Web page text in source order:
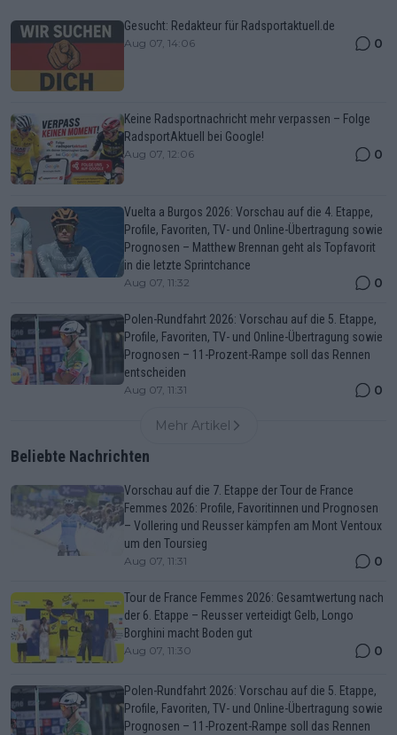
Gesucht: Redakteur für Radsportaktuell.de
Aug 07, 14:06 0
Keine Radsportnachricht mehr verpassen – Folge
RadsportAktuell bei Google!
Aug 07, 12:06 0
Vuelta a Burgos 2026: Vorschau auf die 4. Etappe,
Profile, Favoriten, TV- und Online-Übertragung sowie
Prognosen – Matthew Brennan geht als Topfavorit
in die letzte Sprintchance
Aug 07, 11:32 0
Polen-Rundfahrt 2026: Vorschau auf die 5. Etappe,
Profile, Favoriten, TV- und Online-Übertragung sowie
Prognosen – 11-Prozent-Rampe soll das Rennen
entscheiden
Aug 07, 11:31 0
Mehr Artikel
Beliebte Nachrichten
Vorschau auf die 7. Etappe der Tour de France
Femmes 2026: Profile, Favoritinnen und Prognosen
– Vollering und Reusser kämpfen am Mont Ventoux
um den Toursieg
Aug 07, 11:31 0
Tour de France Femmes 2026: Gesamtwertung nach
der 6. Etappe – Reusser verteidigt Gelb, Longo
Borghini macht Boden gut
Aug 07, 11:30 0
Polen-Rundfahrt 2026: Vorschau auf die 5. Etappe,
Profile, Favoriten, TV- und Online-Übertragung sowie
Prognosen – 11-Prozent-Rampe soll das Rennen